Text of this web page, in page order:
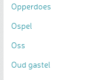
Opperdoes
Ospel
Oss
Oud gastel